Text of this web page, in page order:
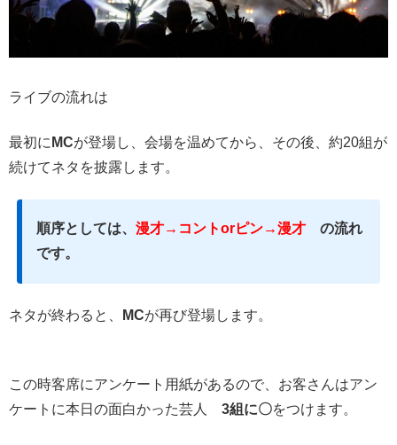
ライブの流れは
最初に MCが登場し、会場を温めてから、その後、約20組が
続けてネタを披露します。
順序としては、 漫才→コントorピン→漫才の流れ
です。
ネタが終わると、 MCが再び登場します。
この時客席にアンケート用紙があるので、お客さんはアン
ケートに本日の面白かった芸人 3組に〇をつけます。